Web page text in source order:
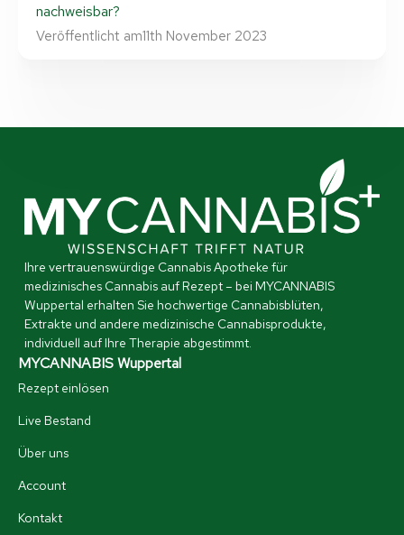
nachweisbar?
Veröffentlicht am11th November 2023
Ihre vertrauenswürdige Cannabis Apotheke für
medizinisches Cannabis auf Rezept – bei MYCANNABIS
Wuppertal erhalten Sie hochwertige Cannabisblüten,
Extrakte und andere medizinische Cannabisprodukte,
individuell auf Ihre Therapie abgestimmt.
MYCANNABIS Wuppertal
Rezept einlösen
Live Bestand
Über uns
Account
Kontakt